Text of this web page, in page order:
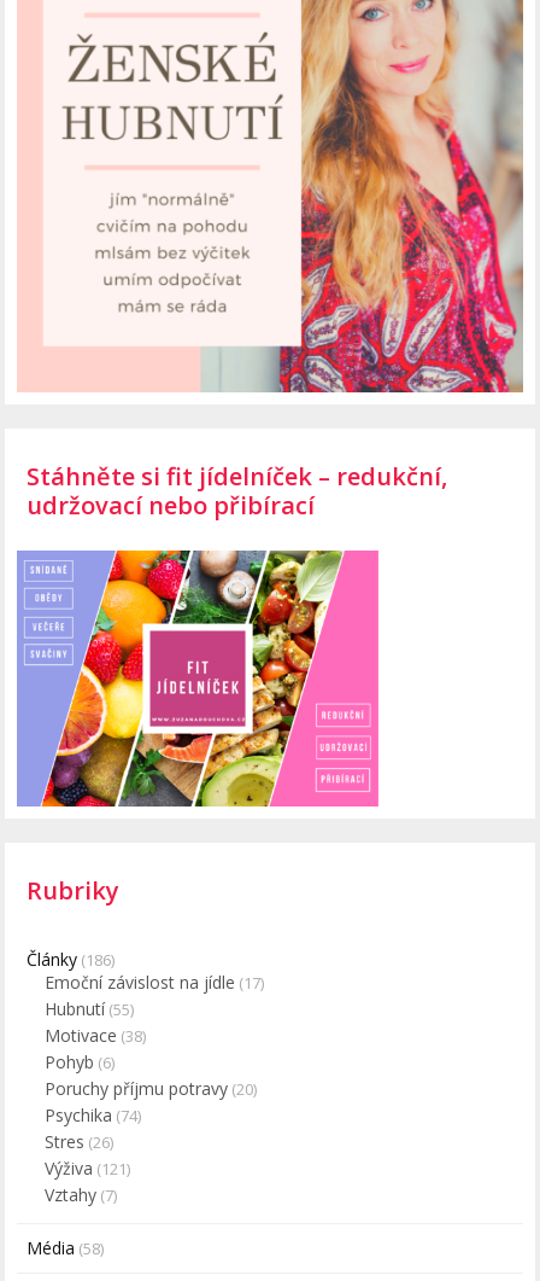
Stáhněte si fit jídelníček – redukční,
udržovací nebo přibírací
Rubriky
Články (186)
Emoční závislost na jídle (17)
Hubnutí(55)
Motivace (38)
Pohyb (6)
Poruchy příjmu potravy (20)
Psychika (74)
Stres (26)
Výživa (121)
Vztahy (7)
Média (58)